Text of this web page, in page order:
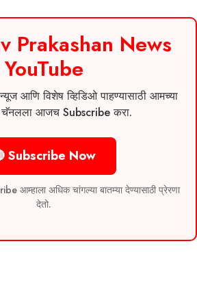
Prakashan News
YouTube
आणि विशेष व्हिडिओ पाहण्यासाठी आमच्या
आजच Subscribe करा.
Subscribe Now
आम्हाला अधिक चांगल्या बातम्या देण्यासाठी प्रेरणा
देतो.